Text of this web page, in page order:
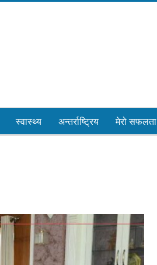
स्वास्थ्य अन्तर्राष्ट्रिय मेरो सफलता